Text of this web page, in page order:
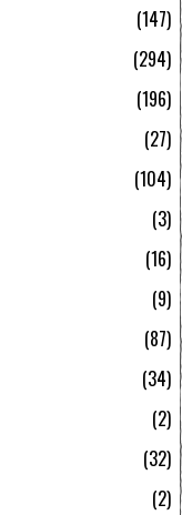
147
294
196
27
104
3
16
9
87
34
2
32
2